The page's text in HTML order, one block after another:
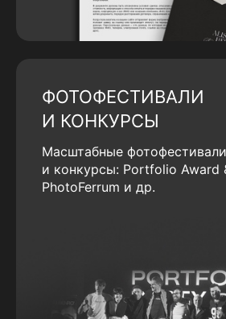
ФОТОФЕСТИВАЛИ
И КОНКУРСЫ
Масштабные фотофестивали
и конкурсы: Portfolio Award
PhotoFerrum и др.